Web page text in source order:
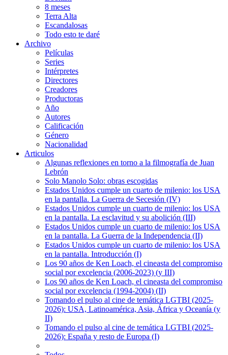
8 meses
Terra Alta
Escandalosas
Todo esto te daré
Archivo
Películas
Series
Intérpretes
Directores
Creadores
Productoras
Año
Autores
Calificación
Género
Nacionalidad
Articulos
Algunas reflexiones en torno a la filmografía de Juan
Lebrón
Solo Manolo Solo: obras escogidas
Estados Unidos cumple un cuarto de milenio: los USA
en la pantalla. La Guerra de Secesión (IV)
Estados Unidos cumple un cuarto de milenio: los USA
en la pantalla. La esclavitud y su abolición (III)
Estados Unidos cumple un cuarto de milenio: los USA
en la pantalla. La Guerra de la Independencia (II)
Estados Unidos cumple un cuarto de milenio: los USA
en la pantalla. Introducción (I)
Los 90 años de Ken Loach, el cineasta del compromiso
social por excelencia (2006-2023) (y III)
Los 90 años de Ken Loach, el cineasta del compromiso
social por excelencia (1994-2004) (II)
Tomando el pulso al cine de temática LGTBI (2025-
2026): USA, Latinoamérica, Asia, África y Oceanía (y
II)
Tomando el pulso al cine de temática LGTBI (2025-
2026): España y resto de Europa (I)